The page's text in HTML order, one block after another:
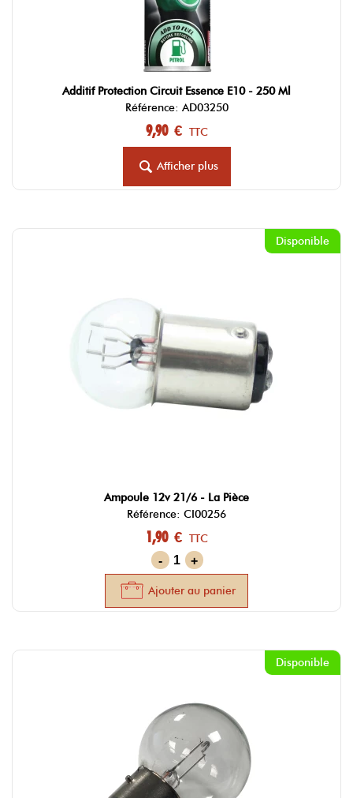
Additif Protection Circuit Essence E10 - 250 Ml
Référence: AD03250
9,90 € TTC
Afficher plus
Disponible
Ampoule 12v 21/6 - La Pièce
Référence: CI00256
1,90 € TTC
-
+
Ajouter au panier
Disponible